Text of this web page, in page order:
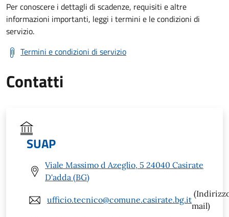
Per conoscere i dettagli di scadenze, requisiti e altre
informazioni importanti, leggi i termini e le condizioni di
servizio.
Termini e condizioni di servizio
Contatti
SUAP
Viale Massimo d Azeglio, 5 24040 Casirate
D'adda (BG)
ufficio.tecnico@comune.casirate.bg.it
mail)